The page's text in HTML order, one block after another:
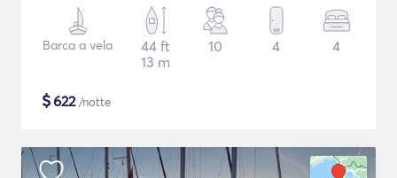
Barca a vela
44 ft
13 m
10 4 4
$622/notte